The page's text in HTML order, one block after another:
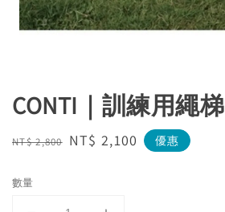
CONTI｜訓練用繩梯
Regular
NT$ 2,800 Sale
NT$ 2,100 優惠
數量